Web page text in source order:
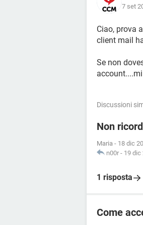
7 set
Ciao, prova
client mail
Se non
Discussioni
Non
Maria - 18 dic
n00r - 19 dic
1 risposta
Come